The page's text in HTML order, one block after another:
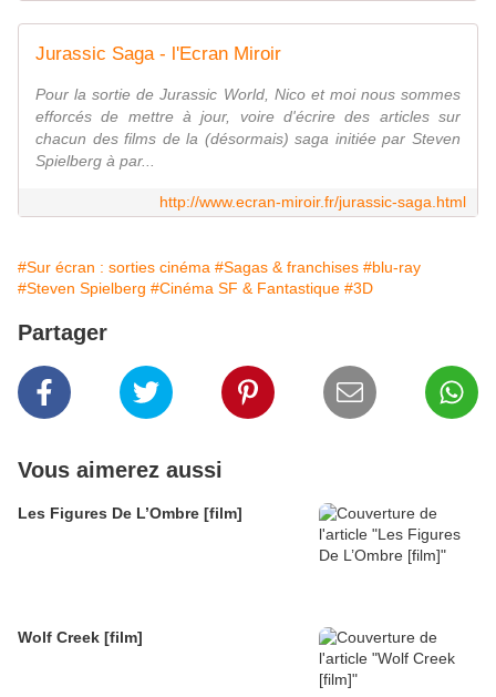
Jurassic Saga - l'Ecran Miroir
Pour la sortie de Jurassic World, Nico et moi nous sommes
efforcés de mettre à jour, voire d'écrire des articles sur
chacun des films de la (désormais) saga initiée par Steven
Spielberg à par...
http://www.ecran-miroir.fr/jurassic-saga.html
#Sur écran : sorties cinéma #Sagas & franchises #blu-ray
#Steven Spielberg #Cinéma SF & Fantastique #3D
Partager
Vous aimerez aussi
Les Figures De L’Ombre [film]
Wolf Creek [film]